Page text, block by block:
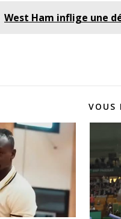
West Ham inflige une
VOUS